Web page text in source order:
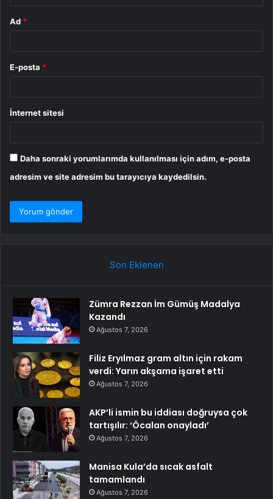
Ad *
E-posta *
İnternet sitesi
Daha sonraki yorumlarımda kullanılması için adım, e-posta
adresim ve site adresim bu tarayıcıya kaydedilsin.
Son Eklenen
Zümra Rezzan İm Gümüş Madalya
Kazandı
Ağustos 7, 2026
Filiz Eryılmaz gram altın için rakam
verdi: Yarın akşama işaret etti
Ağustos 7, 2026
AKP’li ismin bu iddiası doğruysa çok
tartışılır: ‘Öcalan onayladı’
Ağustos 7, 2026
Manisa Kula’da sıcak asfalt
tamamlandı
Ağustos 7, 2026